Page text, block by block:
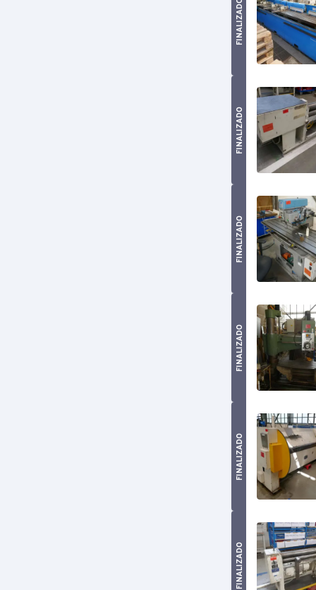
FINALIZADO
FINALIZADO
FINALIZADO
FINALIZADO
FINALIZADO
FINALIZADO